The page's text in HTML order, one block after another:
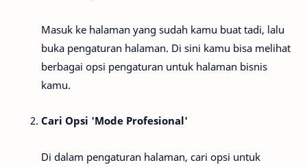
Masuk ke halaman yang sudah kamu buat tadi, lalu
buka pengaturan halaman. Di sini kamu bisa melihat
berbagai opsi pengaturan untuk halaman bisnis
kamu.
Cari Opsi 'Mode Profesional'
Di dalam pengaturan halaman, cari opsi untuk